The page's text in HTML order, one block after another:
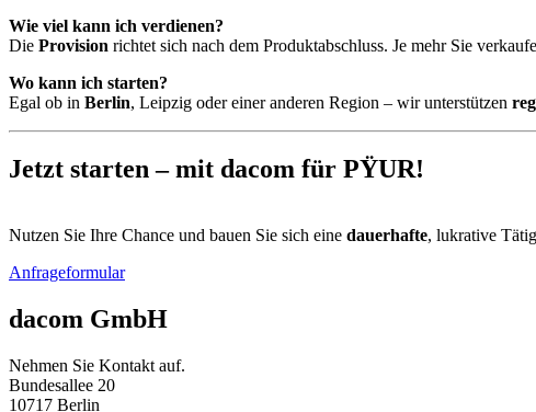
Wie viel kann ich verdienen?
Die Provision richtet sich nach dem Produktabschluss. Je mehr Sie
Wo kann ich starten?
Egal ob in Berlin, Leipzig oder einer anderen Region – wir unterstützen
Jetzt starten – mit dacom für PŸUR!
Nutzen Sie Ihre Chance und bauen Sie sich eine dauerhafte, lukrative
Anfrageformular
dacom GmbH
Nehmen Sie Kontakt auf.
Bundesallee 20
10717 Berlin